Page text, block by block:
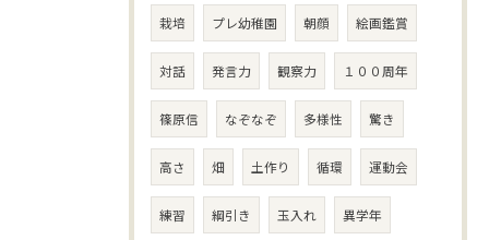
栽培 プレ幼稚園 朝顔 絵画鑑賞
対話 発言力 観察力 １００周年
篠原信 なぞなぞ 多様性 驚き
高さ 畑 土作り 循環 運動会
練習 綱引き 玉入れ 異学年